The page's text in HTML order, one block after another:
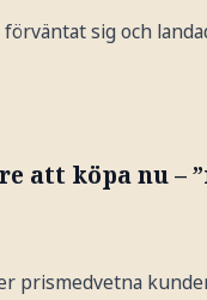
sig och
att köpa nu –
prismedvetna